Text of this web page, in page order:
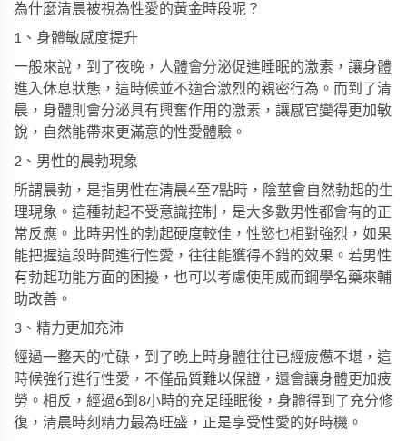
為什麼清晨被視為性愛的黃金時段呢？
1、身體敏感度提升
一般來說，到了夜晚，人體會分泌促進睡眠的激素，讓身體
進入休息狀態，這時候並不適合激烈的親密行為。而到了清
晨，身體則會分泌具有興奮作用的激素，讓感官變得更加敏
銳，自然能帶來更滿意的性愛體驗。
2、男性的晨勃現象
所謂晨勃，是指男性在清晨4至7點時，陰莖會自然勃起的生
理現象。這種勃起不受意識控制，是大多數男性都會有的正
常反應。此時男性的勃起硬度較佳，性慾也相對強烈，如果
能把握這段時間進行性愛，往往能獲得不錯的效果。若男性
有勃起功能方面的困擾，也可以考慮使用 威而鋼學名藥來輔
助改善。
3、精力更加充沛
經過一整天的忙碌，到了晚上時身體往往已經疲憊不堪，這
時候強行進行性愛，不僅品質難以保證，還會讓身體更加疲
勞。相反，經過6到8小時的充足睡眠後，身體得到了充分修
復，清晨時刻精力最為旺盛，正是享受性愛的好時機。